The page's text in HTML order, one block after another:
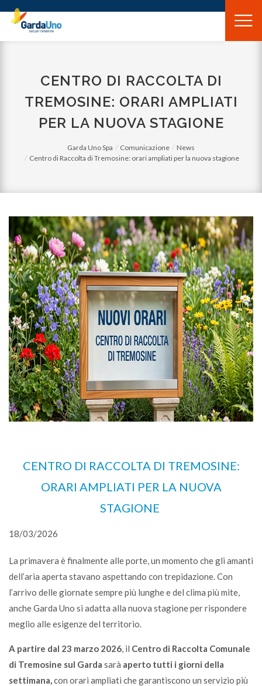
Gardauno
Spa
CENTRO DI RACCOLTA DI
TREMOSINE: ORARI AMPLIATI
PER LA NUOVA STAGIONE
Garda Uno Spa Comunicazione
News
Centro di Raccolta di Tremosine: orari ampliati per la nuova stagione
CENTRO DI RACCOLTA DI TREMOSINE:
ORARI AMPLIATI PER LA NUOVA
STAGIONE
18/03/2026
La primavera è finalmente alle porte, un momento che gli amanti
dell’aria aperta stavano aspettando con trepidazione. Con
l’arrivo delle giornate sempre più lunghe e del clima più mite,
anche Garda Uno si adatta alla nuova stagione per rispondere
meglio alle esigenze del territorio.
A partire dal 23 marzo 2026, il Centro di Raccolta Comunale
di Tremosine sul Garda sarà aperto tutti i giorni della
settimana,con orari ampliati che garantiscono un servizio più